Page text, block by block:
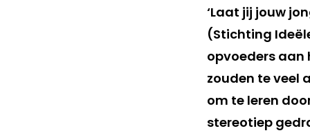
‘Laat jij jouw
(Stichting
opvoeders aan
zouden te veel
om te leren
stereotiep